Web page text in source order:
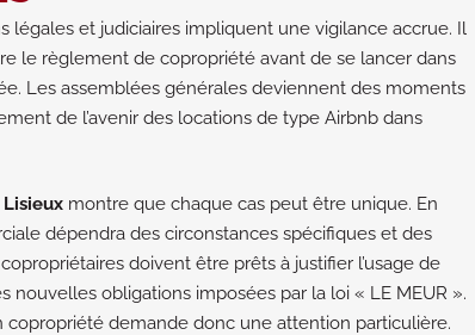
légales et judiciaires impliquent une vigilance accrue. Il
le règlement de copropriété avant de se lancer dans
Les assemblées générales deviennent des moments
de l’avenir des locations de type Airbnb dans
montre que chaque cas peut être unique. En
dépendra des circonstances spécifiques et des
doivent être prêts à justifier l’usage de
nouvelles obligations imposées par la loi « LE MEUR ».
demande donc une attention particulière.